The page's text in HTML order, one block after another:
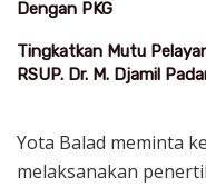
Dengan PKG
Tingkatkan Mutu
RSUP. Dr. M. Djamil
Yota Balad meminta
melaksanakan